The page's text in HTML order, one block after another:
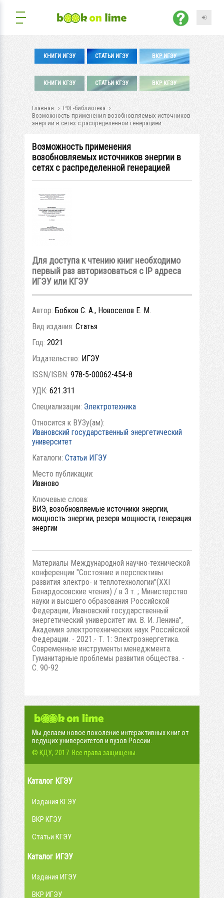
КНИГИ ИГЭУ СТАТЬИ ИГЭУ ВКР ИГЭУ
КНИГИ КГЭУ СТАТЬИ КГЭУ ВКР КГЭУ
Главная
PDF-библиотека
Возможность применения возобновляемых источников
энергии в сетях с распределенной генерацией
Возможность применения
возобновляемых источников энергии в
сетях с распределенной генерацией
Для доступа к чтению книг необходимо
первый раз авторизоваться с IP адреса
ИГЭУ или КГЭУ
Автор: Бобков С. А., Новоселов Е. М.
Вид издания: Статья
Год: 2021
Издательство: ИГЭУ
ISSN/ISBN: 978-5-00062-454-8
УДК: 621.311
Специализации: Электротехника
Относится к ВУЗу(ам):
Ивановский государственный энергетический
университет
Каталоги: Статьи ИГЭУ
Место публикации:
Иваново
Ключевые слова:
ВИЭ, возобновляемые источники энергии,
мощность энергии, резерв мощности, генерация
энергии
Материалы Международной научно-технической
конференции "Состояние и перспективы
развития электро- и теплотехнологии"(XXI
Бенардосовские чтения) / в 3 т. ; Министерство
науки и высшего образования Российской
Федерации, Ивановский государственный
энергетический университет им. В. И. Ленина",
Академия электротехнических наук Российской
Федерации. - 2021.- Т. 1: Электроэнергетика.
Современные инструменты менеджмента.
Гуманитарные проблемы развития общества. -
С. 90-92
Мы делаем новое поколение интерактивных книг от
ведущих университетов и вузов России.
© КДУ, 2017. Все права защищены.
Каталог КГЭУ
Издания КГЭУ
ВКР КГЭУ
Статьи КГЭУ
Каталог ИГЭУ
Издания ИГЭУ
ВКР ИГЭУ